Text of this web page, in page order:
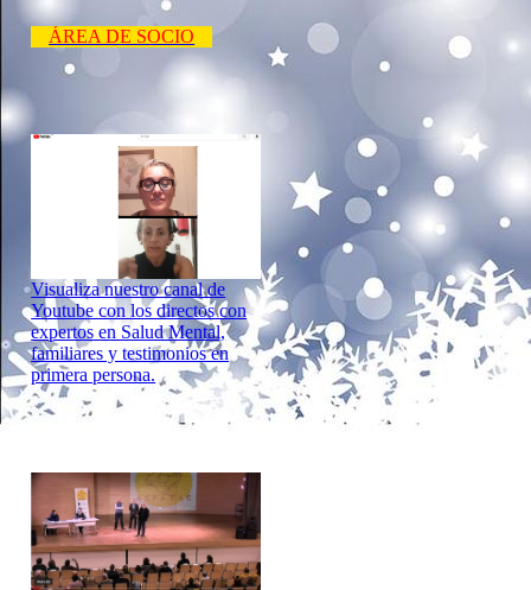
ÁREA DE SOCIO
Visualiza nuestro canal de
Youtube con los directos con
expertos en Salud Mental,
familiares y testimonios en
primera persona.